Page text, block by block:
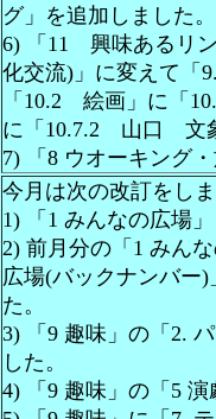
グ」を追加しました。
6) 「11 興味あるリ
化交流)」に変えて「
「10.2 絵画」に「
に「10.7.2 山口 文
7) 「8 ウオーキング
今月は次の改訂をし
1) 「1 みんなの広場
2) 前月分の「1 みん
広場(バックナンバー)
た。
3) 「9 趣味」の「2.
した。
4) 「9 趣味」の「5